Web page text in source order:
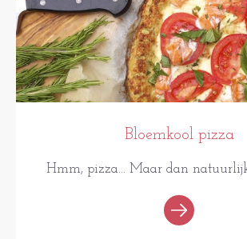
Bloemkool pizza
Hmm, pizza... Maar dan natuurlijk